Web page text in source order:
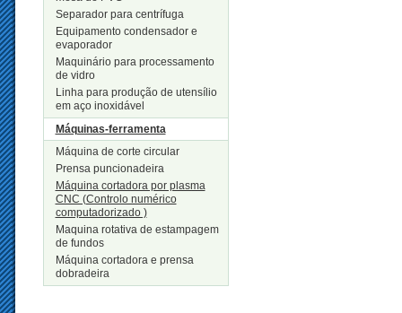
Separador para centrífuga
Equipamento condensador e
evaporador
Maquinário para processamento
de vidro
Linha para produção de utensílio
em aço inoxidável
Máquinas-ferramenta
Máquina de corte circular
Prensa puncionadeira
Máquina cortadora por plasma
CNC (Controlo numérico
computadorizado )
Maquina rotativa de estampagem
de fundos
Máquina cortadora e prensa
dobradeira